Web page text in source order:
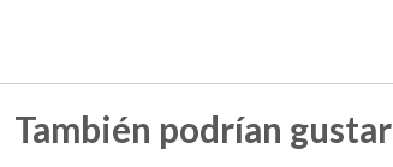
También podrían